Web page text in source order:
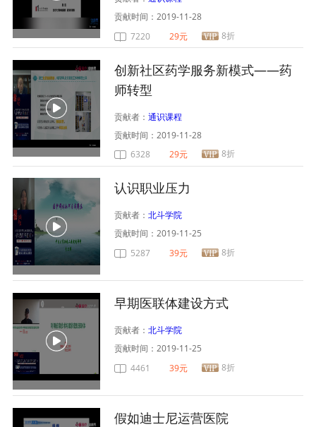
贡献时间：2019-11-28
7220
29元 8折
创新社区药学服务新模式——药
师转型
贡献者：通识课程
贡献时间：2019-11-28
6328
29元 8折
认识职业压力
贡献者：北斗学院
贡献时间：2019-11-25
5287
39元 8折
早期医联体建设方式
贡献者：北斗学院
贡献时间：2019-11-25
4461
39元 8折
假如迪士尼运营医院